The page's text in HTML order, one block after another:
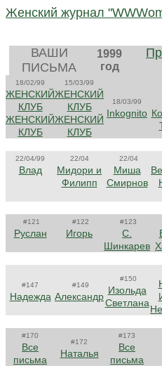
Женский журнал
ВАШИ
ПИСЬМА
1999
год
18/02/99
ЖЕНСКИЙ
КЛУБ
ЖЕНСКИЙ
КЛУБ
15/03/99
ЖЕНСКИЙ
КЛУБ
ЖЕНСКИЙ
КЛУБ
18/03/99
Inkognito
22/04/99
Влад
22/04
Мидори и
Филипп
22/04
Миша
Смирнов
#121
Руслан
#122
Игорь
#123
С.
Шинкарев
#147
Надежда
#149
Александр
#150
Изольда
Светлана
#170
Все
письма
#172
Наталья
#173
Все
письма